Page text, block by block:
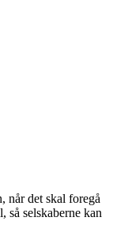
når det skal foregå
så selskaberne kan